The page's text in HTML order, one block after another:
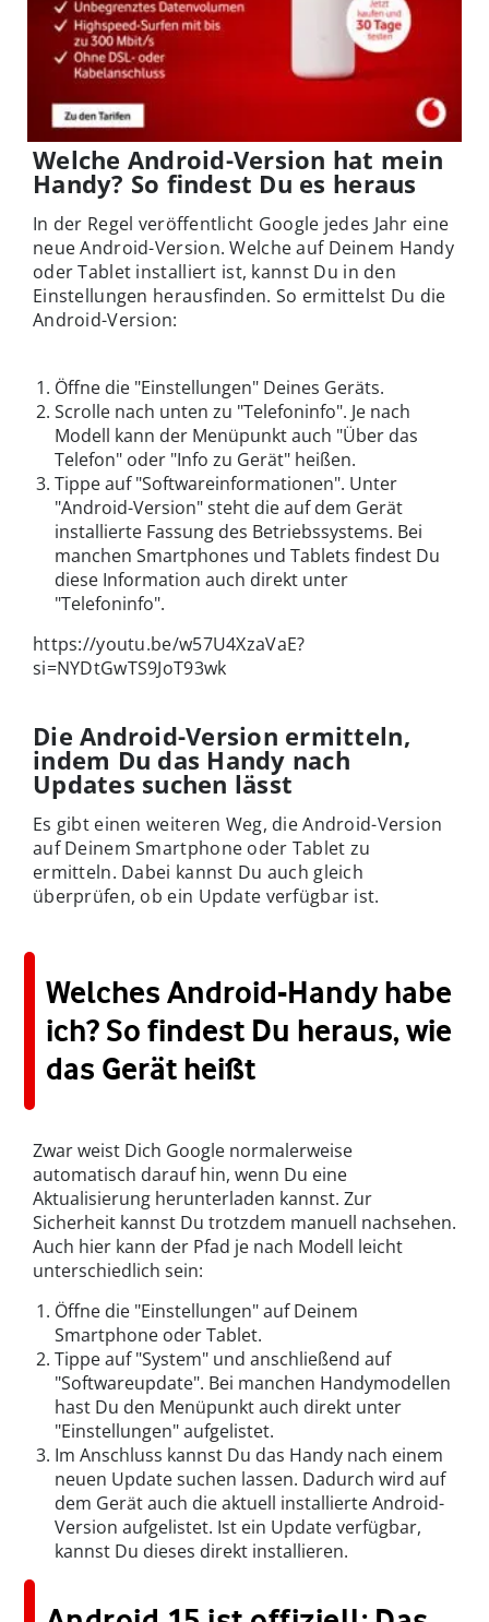
Welche Android-Version hat mein
Handy? So findest Du es heraus
In der Regel veröffentlicht Google jedes Jahr eine
neue Android-Version.Welche auf Deinem Handy
oder Tablet installiert ist, kannst Du in den
Einstellungen herausfinden. So ermittelst Du die
Android-Version:
Öffne die "Einstellungen" Deines Geräts.
Scrolle nach unten zu "Telefoninfo". Je nach
Modell kann der Menüpunkt auch "Über das
Telefon" oder "Info zu Gerät" heißen.
Tippe auf "Softwareinformationen". Unter
"Android-Version" steht die auf dem Gerät
installierte Fassung des Betriebssystems. Bei
manchen Smartphones und Tablets findest Du
diese Information auch direkt unter
"Telefoninfo".
https://youtu.be/w57U4XzaVaE?
si=NYDtGwTS9JoT93wk
Die Android-Version ermitteln,
indem Du das Handy nach
Updates suchen lässt
Es gibt einen weiteren Weg, die Android-Version
auf Deinem Smartphone oder Tablet zu
ermitteln. Dabei kannst Du auch gleich
überprüfen, ob ein Update verfügbar ist.
Welches Android-Handy habe
ich? So findest Du heraus, wie
das Gerät heißt
Zwar weist Dich Google normalerweise
automatisch darauf hin, wenn Du eine
Aktualisierung herunterladen kannst. Zur
Sicherheit kannst Du trotzdem manuell nachsehen.
Auch hier kann der Pfad je nach Modell leicht
unterschiedlich sein:
Öffne die "Einstellungen" auf Deinem
Smartphone oder Tablet.
Tippe auf "System" und anschließend auf
"Softwareupdate". Bei manchen Handymodellen
hast Du den Menüpunkt auch direkt unter
"Einstellungen" aufgelistet.
Im Anschluss kannst Du das Handy nach einem
neuen Update suchen lassen. Dadurch wird auf
dem Gerät auch die aktuell installierte Android-
Version aufgelistet. Ist ein Update verfügbar,
kannst Du dieses direkt installieren.